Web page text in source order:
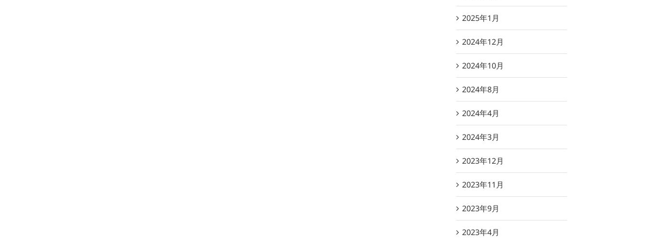
2025年1月
2024年12月
2024年10月
2024年8月
2024年4月
2024年3月
2023年12月
2023年11月
2023年9月
2023年4月